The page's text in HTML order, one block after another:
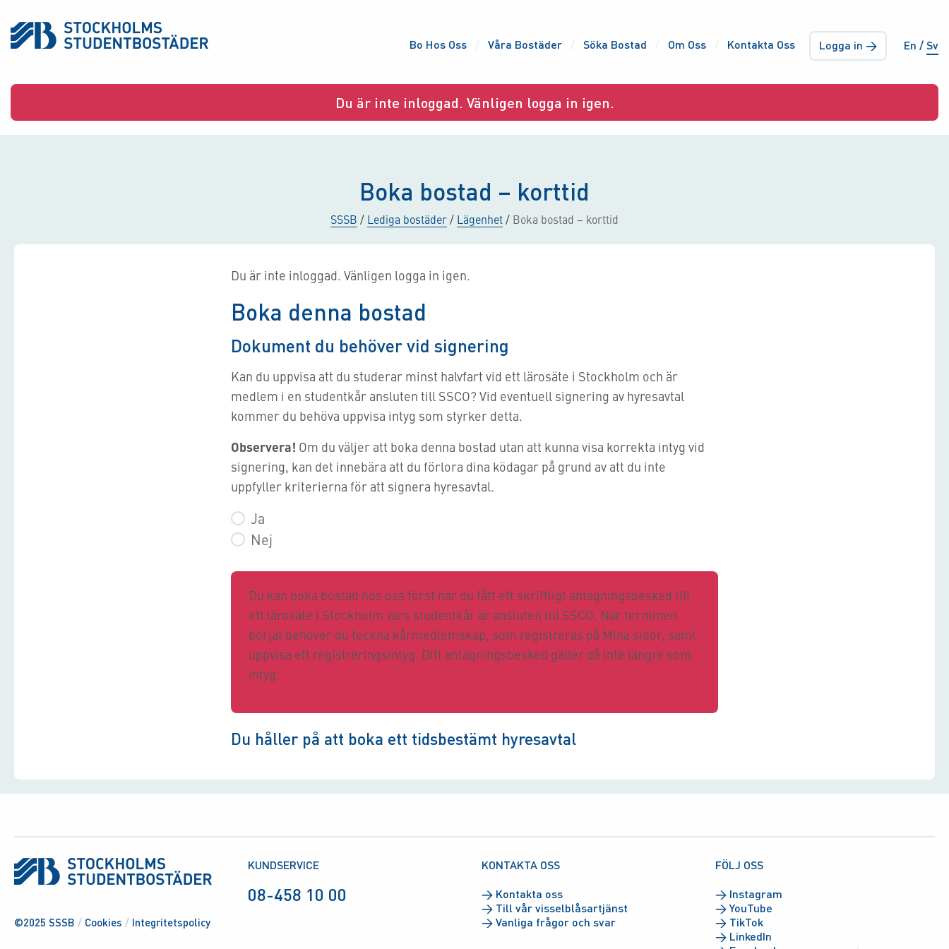
Bo Hos Oss Våra Bostäder Söka Bostad Om Oss Kontakta Oss Logga in → En Sv
Du är inte inloggad. Vänligen logga in igen.
Boka bostad – korttid
SSSB / Lediga bostäder/ Lägenhet/ Boka bostad – korttid
Du är inte inloggad. Vänligen logga in igen.
Boka denna bostad
Dokument du behöver vid signering
Kan du uppvisa att du studerar minst halvfart vid ett lärosäte i Stockholm och är
medlem i en studentkår ansluten till SSCO? Vid eventuell signering av hyresavtal
kommer du behöva uppvisa intyg som styrker detta.
Observera! Om du väljer att boka denna bostad utan att kunna visa korrekta intyg vid
signering, kan det innebära att du förlora dina ködagar på grund av att du inte
uppfyller kriterierna för att signera hyresavtal.
Ja
Nej
Du kan boka bostad hos oss först när du fått ett skriftligt antagningsbesked till
ett lärosäte i Stockholm vars studentkår är ansluten till SSCO. När terminen
börjat behöver du teckna kårmedlemskap, som registreras på Mina sidor, samt
uppvisa ett registreringsintyg. Ditt antagningsbesked gäller då inte längre som
intyg.
Du håller på att boka ett tidsbestämt hyresavtal
©2025 SSSB / Cookies / Integritetspolicy
KUNDSERVICE
08-458 10 00
KONTAKTA OSS
→ Kontakta oss
→ Till vår visselblåsartjänst
→Vanliga frågor och svar
FÖLJ OSS
→ Instagram
→YouTube
→ TikTok
→ LinkedIn